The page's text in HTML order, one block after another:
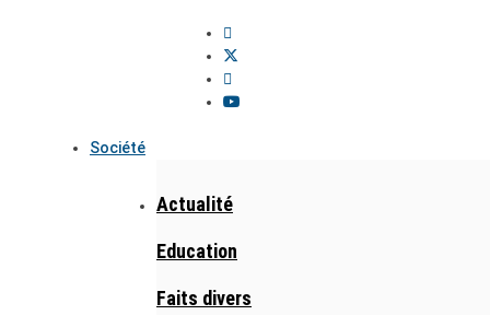
Société
Actualité
Education
Faits divers